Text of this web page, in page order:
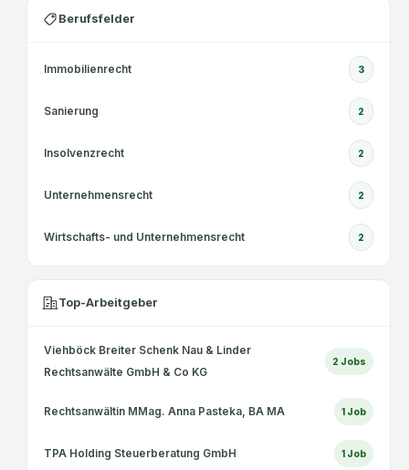
Berufsfelder
Immobilienrecht 3
Sanierung 2
Insolvenzrecht 2
Unternehmensrecht 2
Wirtschafts- und Unternehmensrecht 2
Top-Arbeitgeber
Viehböck Breiter Schenk Nau & Linder
Rechtsanwälte GmbH & Co KG
2 Jobs
Rechtsanwältin MMag. Anna Pasteka, BA MA 1 Job
TPA Holding Steuerberatung GmbH 1 Job